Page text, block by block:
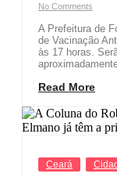
No Comments
A Prefeitura de
de Vacinação
às 17 horas.
Read More
Ceará